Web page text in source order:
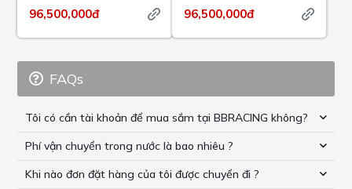
96,500,000đ 96,500,000đ
FAQs
Tôi có cần tài khoản để mua sắm tại BBRACING không?
Phí vận chuyển trong nước là bao nhiêu ?
Khi nào đơn đặt hàng của tôi được chuyển đi ?